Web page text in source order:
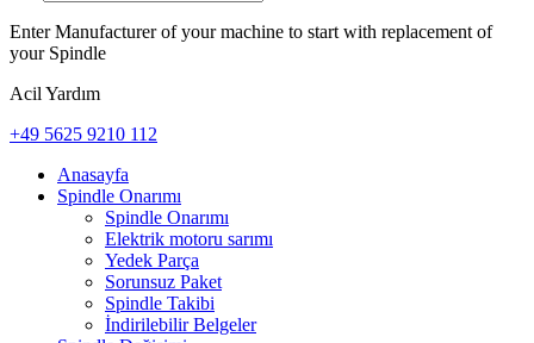
Enter Manufacturer of your machine to start with replacement of
your Spindle
Acil Yardım
+49 5625 9210 112
Anasayfa
Spindle Onarımı
Spindle Onarımı
Elektrik motoru sarımı
Yedek Parça
Sorunsuz Paket
Spindle Takibi
İndirilebilir Belgeler